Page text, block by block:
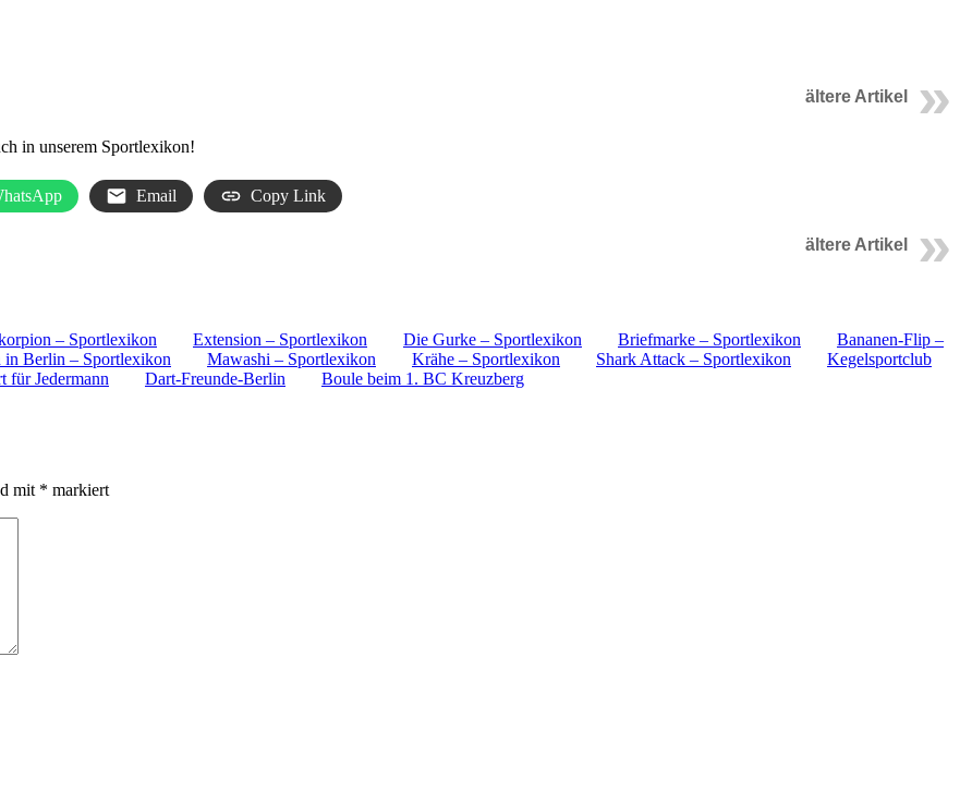
ältere Artikel
in unserem Sportlexikon!
Email Copy Link
ältere Artikel
– Sportlexikon Extension – Sportlexikon Die Gurke – Sportlexikon Briefmarke – Sportlexikon
Bananen-Flip –
in Berlin – Sportlexikon Mawashi – Sportlexikon Krähe – Sportlexikon Shark Attack – Sportlexikon
Kegelsportclub
für Jedermann Dart-Freunde-Berlin
Boule beim 1. BC Kreuzberg
mit * markiert